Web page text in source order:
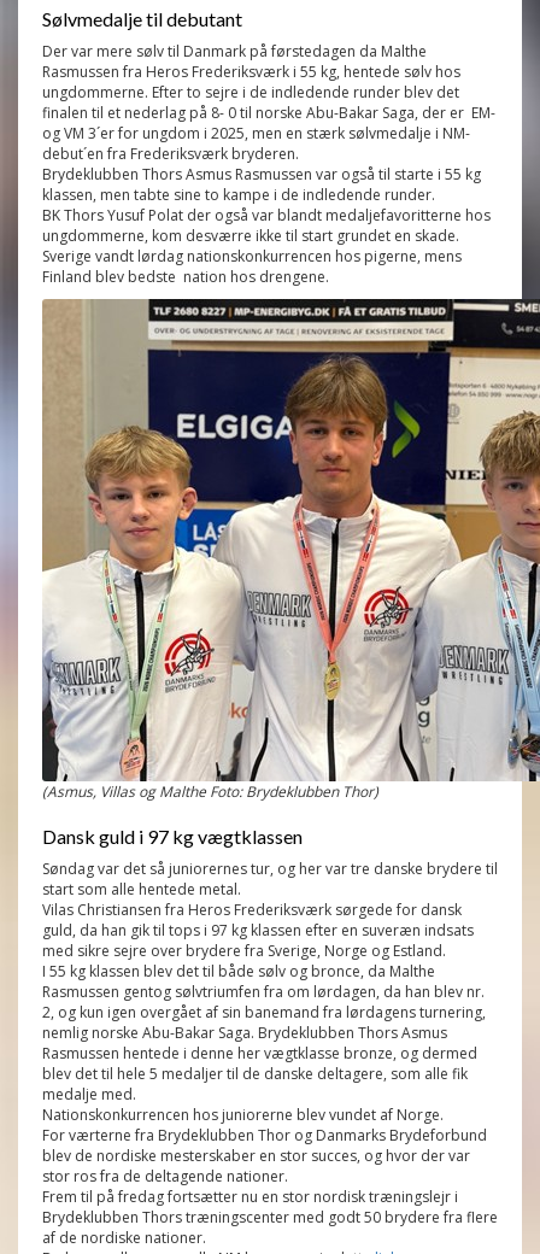
Sølvmedalje til debutant
Der var mere sølv til Danmark på førstedagen da Malthe
Rasmussen fra Heros Frederiksværk i 55 kg, hentede sølv hos
ungdommerne. Efter to sejre i de indledende runder blev det
finalen til et nederlag på 8- 0 til norske Abu-Bakar Saga, der er EM-
og VM 3´er for ungdom i 2025, men en stærk sølvmedalje i NM-
debut´en fra Frederiksværk bryderen.
Brydeklubben Thors Asmus Rasmussen var også til starte i 55 kg
klassen, men tabte sine to kampe i de indledende runder.
BK Thors Yusuf Polat der også var blandt medaljefavoritterne hos
ungdommerne, kom desværre ikke til start grundet en skade.
Sverige vandt lørdag nationskonkurrencen hos pigerne, mens
Finland blev bedste nation hos drengene.
(Asmus, Villas og Malthe Foto: Brydeklubben Thor)
Dansk guld i 97 kg vægtklassen
Søndag var det så juniorernes tur, og her var tre danske brydere til
start som alle hentede metal.
Vilas Christiansen fra Heros Frederiksværk sørgede for dansk
guld, da han gik til tops i 97 kg klassen efter en suveræn indsats
med sikre sejre over brydere fra Sverige, Norge og Estland.
I 55 kg klassen blev det til både sølv og bronce, da Malthe
Rasmussen gentog sølvtriumfen fra om lørdagen, da han blev nr.
2, og kun igen overgået af sin banemand fra lørdagens turnering,
nemlig norske Abu-Bakar Saga. Brydeklubben Thors Asmus
Rasmussen hentede i denne her vægtklasse bronze, og dermed
blev det til hele 5 medaljer til de danske deltagere, som alle fik
medalje med.
Nationskonkurrencen hos juniorerne blev vundet af Norge.
For værterne fra Brydeklubben Thor og Danmarks Brydeforbund
blev de nordiske mesterskaber en stor succes, og hvor der var
stor ros fra de deltagende nationer.
Frem til på fredag fortsætter nu en stor nordisk træningslejr i
Brydeklubben Thors træningscenter med godt 50 brydere fra flere
af de nordiske nationer.